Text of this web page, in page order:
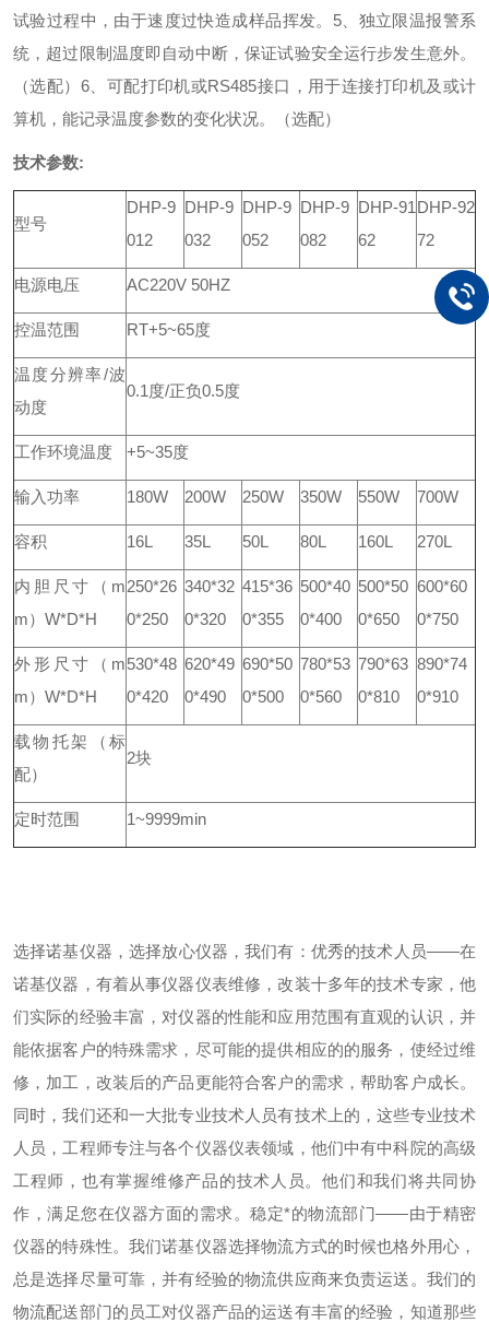
试验过程中，由于速度过快造成样品挥发。 5、独立限温报警系
统，超过限制温度即自动中断，保证试验安全运行步发生意外。
（选配） 6、可配打印机或RS485接口，用于连接打印机及或计
算机，能记录温度参数的变化状况。（选配）
技术参数:
型号
DHP-9
012
DHP-9
032
DHP-9
052
DHP-9
082
DHP-91
62
DHP-92
72
电源电压 AC220V 50HZ
控温范围 RT+5~65度
温度分辨率/波
动度
0.1度/正负0.5度
工作环境温度 +5~35度
输入功率 180W 200W 250W 350W 550W 700W
容积 16L 35L 50L 80L 160L 270L
内胆尺寸（m
m）W*D*H
250*26
0*250
340*32
0*320
415*36
0*355
500*40
0*400
500*50
0*650
600*60
0*750
外形尺寸（m
m）W*D*H
530*48
0*420
620*49
0*490
690*50
0*500
780*53
0*560
790*63
0*810
890*74
0*910
载物托架（标
配）
2块
定时范围 1~9999min
选择诺基仪器 ，选择放心仪器，我们有： 优秀的技术人员——在
诺基仪器 ，有着从事仪器仪表维修，改装十多年的技术专家，他
们实际的经验丰富，对仪器的性能和应用范围有直观的认识，并
能依据客户的特殊需求，尽可能的提供相应的的服务，使经过维
修，加工，改装后的产品更能符合客户的需求，帮助客户成长。
同时，我们还和一大批专业技术人员有技术上的，这些专业技术
人员，工程师专注与各个仪器仪表领域，他们中有中科院的高级
工程师，也有掌握维修产品的技术人员。他们和我们将共同协
作，满足您在仪器方面的需求。 稳定*的物流部门——由于精密
仪器的特殊性。我们诺基仪器选择物流方式的时候也格外用心，
总是选择尽量可靠，并有经验的物流供应商来负责运送。我们的
物流配送部门的员工对仪器产品的运送有丰富的经验，知道那些